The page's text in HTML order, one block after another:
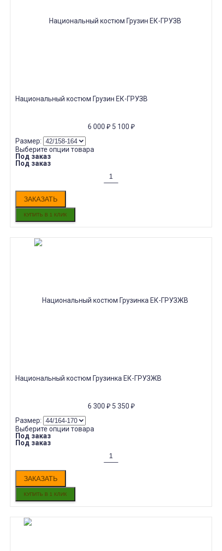
Национальный костюм Грузин ЕК-ГРУЗВ
6 000 ₽ 5 100 ₽
Размер:
Выберите опции товара
Под заказ
Под заказ
ЗАКАЗАТЬ
Национальный костюм Грузинка ЕК-ГРУЗЖВ
6 300 ₽ 5 350 ₽
Размер:
Выберите опции товара
Под заказ
Под заказ
ЗАКАЗАТЬ